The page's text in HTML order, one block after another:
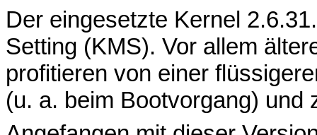
Der eingesetzte Kernel
Setting (KMS). Vor allem
profitieren von einer
(u. a. beim Bootvorgang)